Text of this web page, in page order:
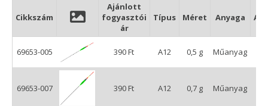
Cikkszám
Ajánlott
fogyasztói
ár
Típus Méret Anyaga
69653-005 390 Ft A12 0,5 g Műanyag
69653-007 390 Ft A12 0,7 g Műanyag